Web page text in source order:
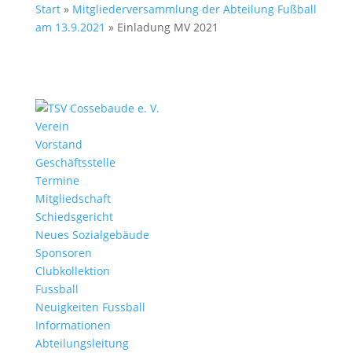
Start» Mitgliederversammlung der Abteilung Fußball
am 13.9.2021 » Einladung MV 2021
Verein
Vorstand
Geschäftsstelle
Termine
Mitgliedschaft
Schiedsgericht
Neues Sozialgebäude
Sponsoren
Clubkollektion
Fussball
Neuigkeiten Fussball
Informationen
Abteilungsleitung